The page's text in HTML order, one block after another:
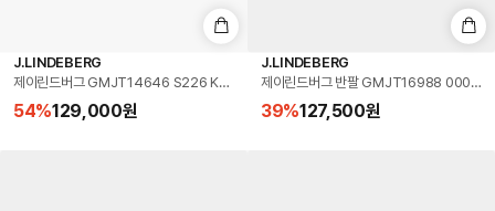
J.LINDEBERG
제이린드버그 GMJT14646 S226 KV 폴로 골프 남성 반팔티
54%129,000원
J.LINDEBERG
제이린드버그 반팔 GMJT16988 0000 투
39%127,500원